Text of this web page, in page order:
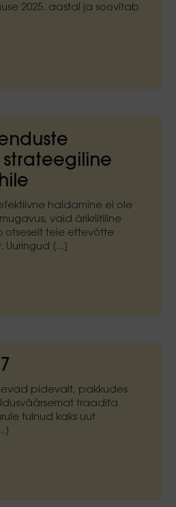
2025. aastal ja soovitab
haldamine ei ole
vaid ärikriitiline
otseselt teie ettevõtte
Uuringud [...]
pidevalt, pakkudes
traadita
tulnud kaks uut